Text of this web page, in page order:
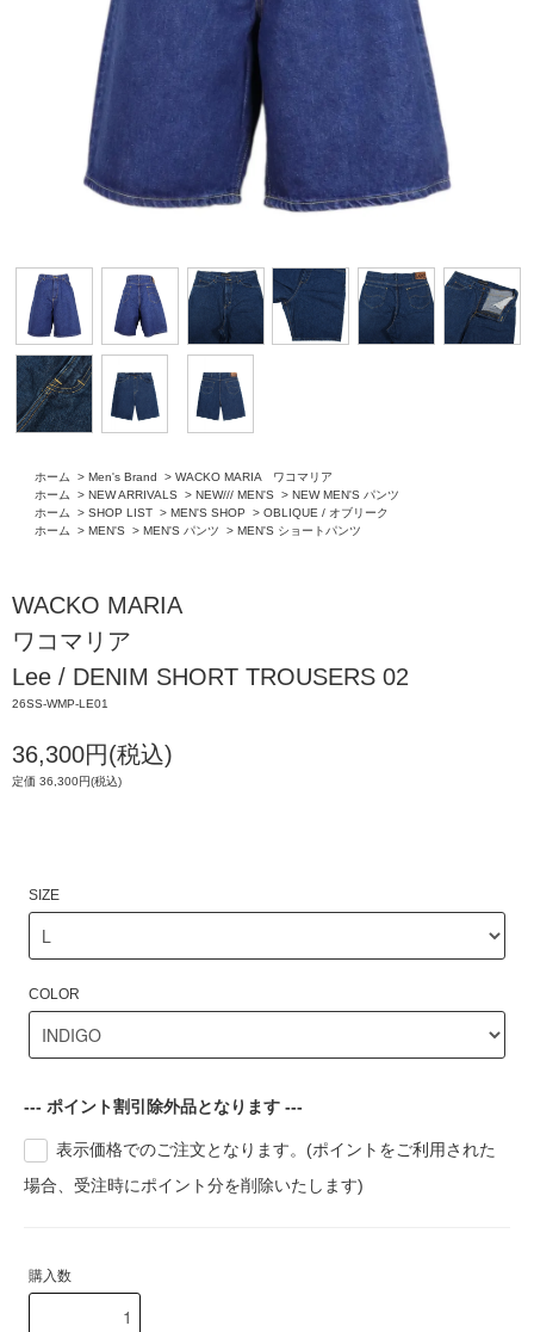
ホーム > Men's Brand > WACKO MARIA ワコマリア
ホーム
> NEW ARRIVALS > NEW/// MEN'S > NEW MEN'S パンツ
ホーム
> SHOP LIST > MEN'S SHOP > OBLIQUE / オブリーク
ホーム
> MEN'S > MEN'S パンツ > MEN'S ショートパンツ
WACKO MARIA
ワコマリア
Lee / DENIM SHORT TROUSERS 02
26SS-WMP-LE01
36,300円(税込)
定価 36,300円(税込)
SIZE
COLOR
--- ポイント割引除外品となります ---
表示価格でのご注文となります。(ポイントをご利用された
場合、受注時にポイント分を削除いたします)
購入数